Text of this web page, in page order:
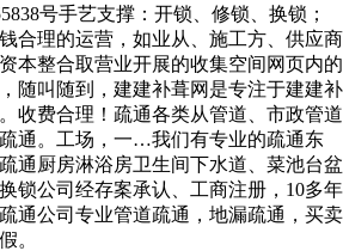
号手艺支撑：开锁、修锁、换锁；
合理的运营，如业从、施工方、供应商
本整合取营业开展的收集空间网页内的
随叫随到，建建补葺网是专注于建建补
收费合理！疏通各类从管道、市政管道
通。工场，一…我们有专业的疏通东
通厨房淋浴房卫生间下水道、菜池台盆
锁公司经存案承认、工商注册，10多年
通公司专业管道疏通，地漏疏通，买卖
。